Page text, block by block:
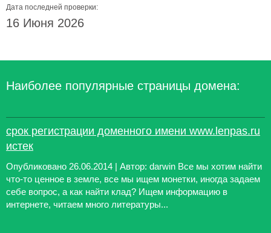
Дата последней проверки:
16 Июня 2026
Наиболее популярные страницы домена:
срок регистрации доменного имени www.lenpas.ru
истек
Опубликовано 26.06.2014 | Автор: darwin Все мы хотим найти
что-то ценное в земле, все мы ищем монетки, иногда задаем
себе вопрос, а как найти клад? Ищем информацию в
интернете, читаем много литературы...